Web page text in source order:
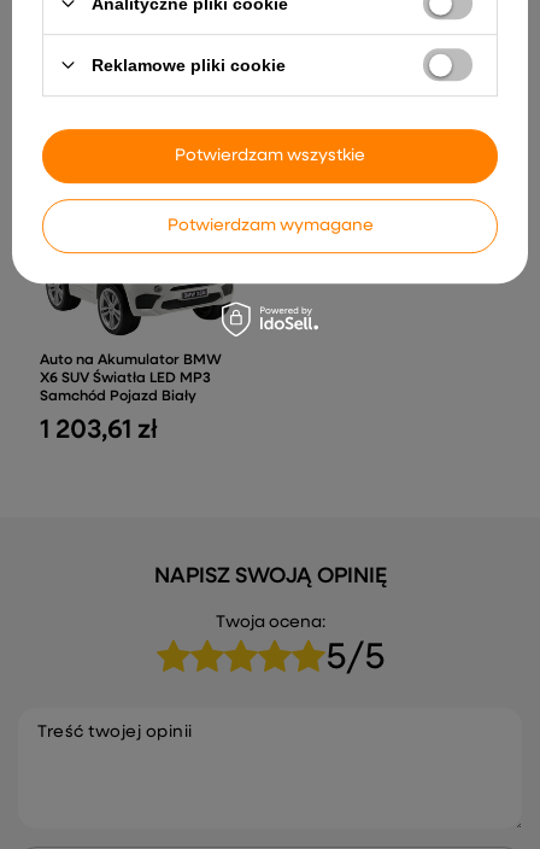
Auto Na Akumulator
620,04 zł
Edukacyjna Język Polski
Clementoni 50730
Auto na Akumulator BMW
X6 SUV Światła LED MP3
Samchód Pojazd Biały
1 203,61 zł
NAPISZ SWOJĄ OPINIĘ
Twoja ocena:
5/5
Treść twojej opinii
Reklamowe pliki cookie
Potwierdzam wymagane
Potwierdzam wszystkie